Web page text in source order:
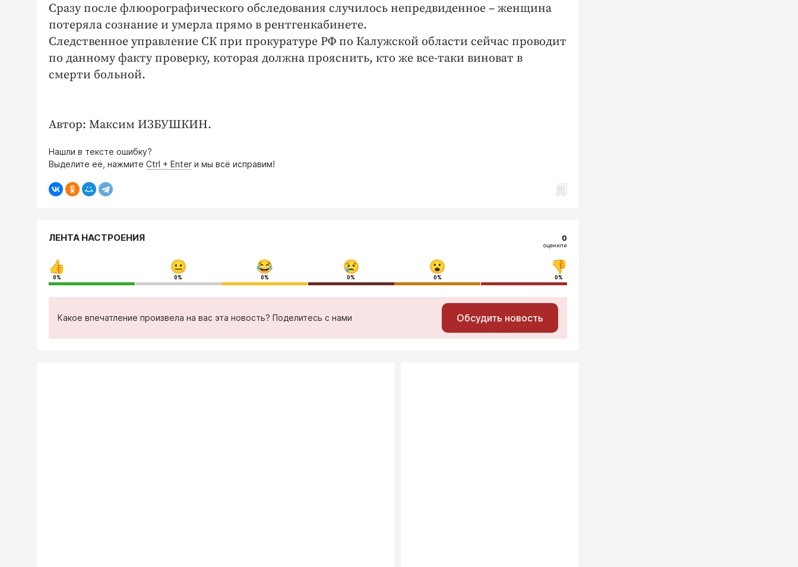
Сразу после флюорографического обследования случилось непредвиденное – женщина
потеряла сознание и умерла прямо в рентгенкабинете.
Следственное управление СК при прокуратуре РФ по Калужской области сейчас проводит
по данному факту проверку, которая должна прояснить, кто же все-таки виноват в
смерти больной.
Автор: Максим ИЗБУШКИН.
Нашли в тексте ошибку?
Выделите её, нажмите Ctrl + Enter и мы всё исправим!
ЛЕНТА НАСТРОЕНИЯ 0
оценили
0% 0% 0% 0% 0% 0%
Какое впечатление произвела на вас эта новость? Поделитесь с нами Обсудить новость